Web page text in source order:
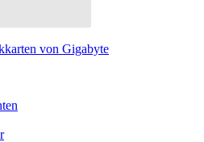
von Gigabyte